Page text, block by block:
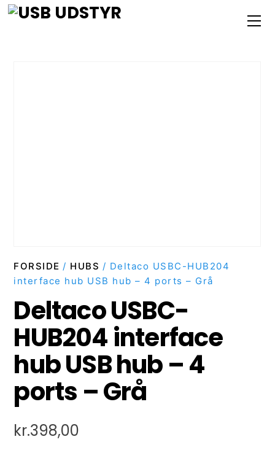
Skip
FORSIDE / HUBS / Deltaco USBC-HUB204
interface hub USB hub – 4 ports – Grå
Deltaco USBC-
HUB204 interface
hub USB hub – 4
ports – Grå
kr.398,00